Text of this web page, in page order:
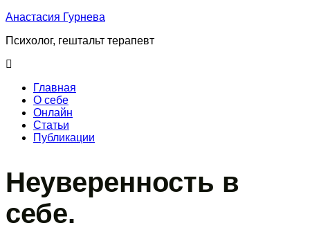
Перейти
содержимому
Анастасия Гурнева
Психолог, гештальт терапевт
Главная
О cебе
Онлайн
Статьи
Публикации
Неуверенность в
себе.